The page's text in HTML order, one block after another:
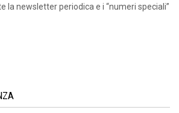
la newsletter periodica e i “numeri speciali”